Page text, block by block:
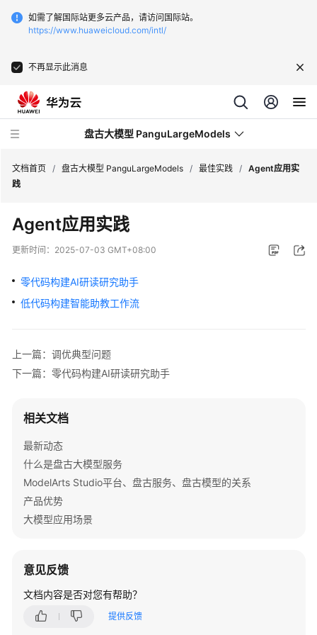
如需了解国际站更多云产品，请访问国际站。
https://www.huaweicloud.com/intl/
不再显示此消息
盘古大模型 PanguLargeModels
新
动
品
计
明
快
速
入
门
指
南
文档首页 / 盘古大模型 PanguLargeModels / 最佳实践 / Agent应用实
践
Agent应用实践
更新时间： 2025-07-03 GMT+08:00
零代码构建AI研读研究助手
低代码构建智能助教工作流
上一篇：调优典型问题
下一篇：零代码构建AI研读研究助手
相关文档
最新动态
什么是盘古大模型服务
ModelArts Studio平台、盘古服务、盘古模型的关系
产品优势
大模型应用场景
意见反馈
文档内容是否对您有帮助？
提供反馈